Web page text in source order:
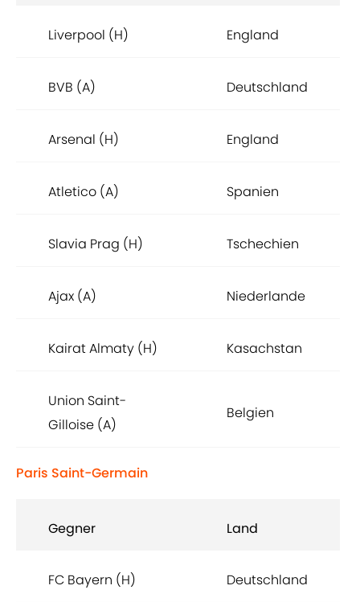
Liverpool (H) England
BVB (A) Deutschland
Arsenal (H) England
Atletico (A) Spanien
Slavia Prag (H) Tschechien
Ajax (A) Niederlande
Kairat Almaty (H) Kasachstan
Union Saint-
Gilloise (A)
Belgien
Paris Saint-Germain
Gegner Land
FC Bayern (H) Deutschland